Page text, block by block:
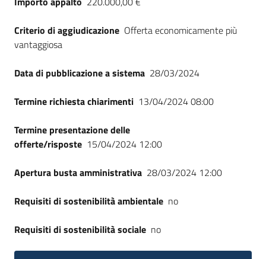
Criterio di aggiudicazione Offerta economicamente più
vantaggiosa
Data di pubblicazione a sistema 28/03/2024
Termine richiesta chiarimenti 13/04/2024 08:00
Termine presentazione delle
offerte/risposte 15/04/2024 12:00
Apertura busta amministrativa 28/03/2024 12:00
Requisiti di sostenibilità ambientale no
Requisiti di sostenibilità sociale no